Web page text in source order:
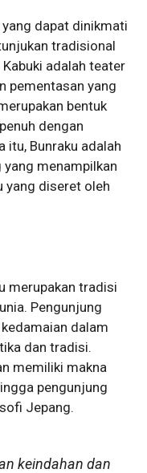
dapat dinikmati
tradisional
Kabuki adalah teater
pementasan yang
bentuk
dengan
itu, Bunraku adalah
menampilkan
yang diseret oleh
merupakan tradisi
Pengunjung
dalam
dan tradisi.
memiliki makna
pengunjung
Jepang.
keindahan dan